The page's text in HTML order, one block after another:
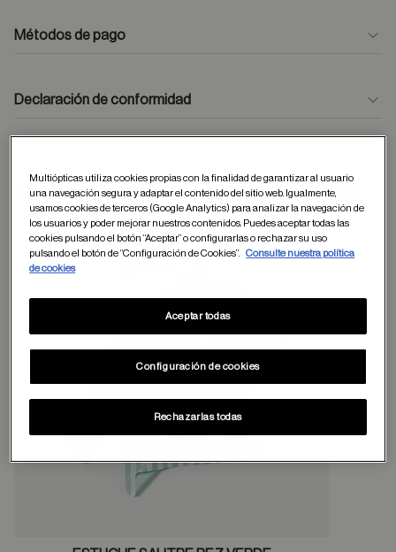
Métodos de pago
Declaración de conformidad
Otros usuarios tambien han comprado
Multiópticas utiliza cookies propias con la finalidad de garantizar al usuario
una navegación segura y adaptar el contenido del sitio web. Igualmente,
usamos cookies de terceros (Google Analytics) para analizar la navegación de
los usuarios y poder mejorar nuestros contenidos. Puedes aceptar todas las
cookies pulsando el botón “Aceptar” o configurarlas o rechazar su uso
pulsando el botón de “Configuración de Cookies”.
Consulte nuestra política
de cookies
Configuración de cookies
Rechazarlas todas
Aceptar todas